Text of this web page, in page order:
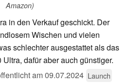
Amazon)
in den Verkauf geschickt. Der
Wischen und vielen
schlechter ausgestattet als das
dafür aber auch günstiger.
am09.07.2024 Launch